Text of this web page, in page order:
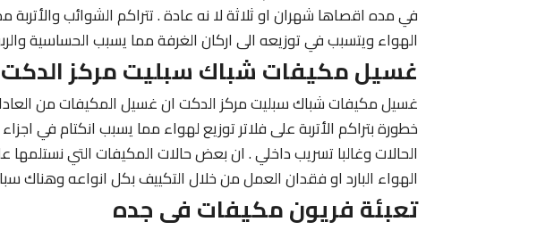
في مده اقصاها شهران او ثلاثة لا نه عادة . تتراكم الشوائب والأتربة
الهواء ويتسبب في توزيعه الى اركان الغرفة مما يسبب الحساسية
غسيل مكيفات شباك سبليت مركز الدكت
غسيل مكيفات شباك سبليت مركز الدكت ان غسيل المكيفات من العادات
خطورة بتراكم الأتربة على فلاتر توزيع لهواء مما يسبب انكتام في
الحالات وغالبا تسريب داخلي . ان بعض حالات المكيفات التي نستلمها
الهواء البارد او فقدان العمل من خلال التكييف بكل انواعه وهناك
تعبئة فريون مكيفات فى جده